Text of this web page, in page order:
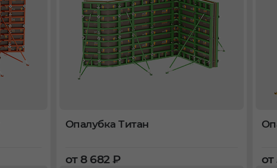
Опалубка Титан
от 8 682 ₽ от